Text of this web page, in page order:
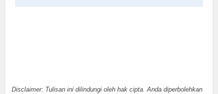
Disclaimer: Tulisan ini dilindungi oleh hak cipta. Anda diperbolehkan